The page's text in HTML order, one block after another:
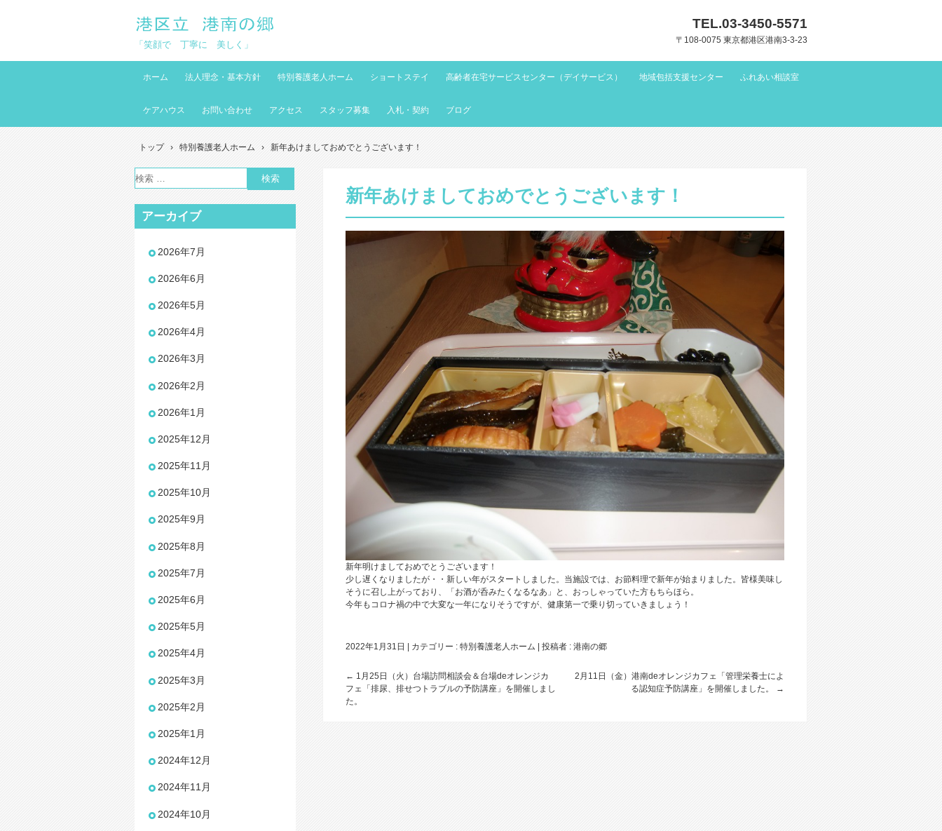
「笑顔で 丁寧に 美しく」
TEL.03-3450-5571
〒108-0075 東京都港区港南3-3-23
ホーム 法人理念・基本方針 特別養護老人ホーム ショートステイ 高齢者在宅サービスセンター（デイサービス） 地域包括支援センター ふれあい相談室
ケアハウス お問い合わせ アクセス スタッフ募集 入札・契約 ブログ
トップ › 特別養護老人ホーム › 新年あけましておめでとうございます！
新年あけましておめでとうございます！
新年明けましておめでとうございます！
少し遅くなりましたが・・新しい年がスタートしました。当施設では、お節料理で新年が始まりました。皆様美味し
そうに召し上がっており、「お酒が呑みたくなるなあ」と、おっしゃっていた方もちらほら。
今年もコロナ禍の中で大変な一年になりそうですが、健康第一で乗り切っていきましょう！
2022年1月31日 | カテゴリー : 特別養護老人ホーム | 投稿者 : 港南の郷
← 1月25日（火）台場訪問相談会＆台場deオレンジカ
フェ「排尿、排せつトラブルの予防講座」を開催しまし
た。
2月11日（金）港南deオレンジカフェ「管理栄養士によ
る認知症予防講座」を開催しました。
→
アーカイブ
2026年7月
2026年6月
2026年5月
2026年4月
2026年3月
2026年2月
2026年1月
2025年12月
2025年11月
2025年10月
2025年9月
2025年8月
2025年7月
2025年6月
2025年5月
2025年4月
2025年3月
2025年2月
2025年1月
2024年12月
2024年11月
2024年10月